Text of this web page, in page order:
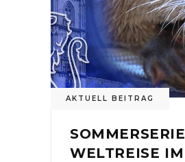
AKTUELL BEITRAG
WELTREISE